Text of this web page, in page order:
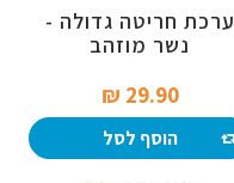
ערכת חריטה גדולה -
נשר מוזהב
29.90 ₪‎
הוסף לסל